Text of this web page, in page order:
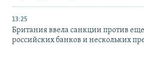
13:25
Британия ввела санкции против
российских банков и нескольких